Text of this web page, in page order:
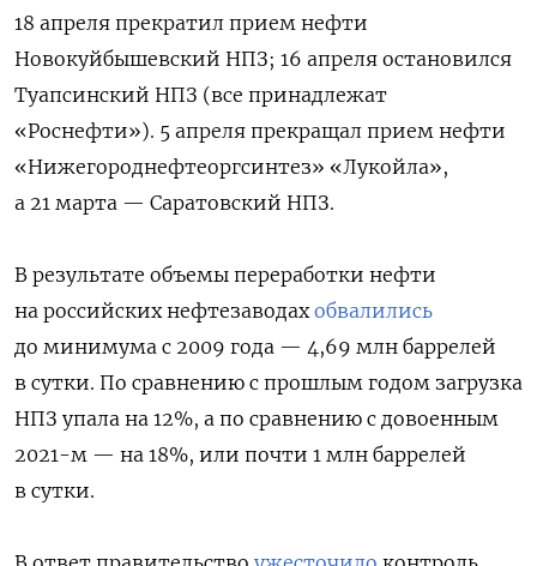
18 апреля прекратил прием нефти
Новокуйбышевский НПЗ; 16 апреля остановился
Туапсинский НПЗ (все принадлежат
«Роснефти»). 5 апреля прекращал прием нефти
«Нижегороднефтеоргсинтез» «Лукойла»,
а 21 марта — Саратовский НПЗ.
В результате объемы переработки нефти
на российских нефтезаводахобвалились
до минимума с 2009 года — 4,69 млн баррелей
в сутки. По сравнению с прошлым годом загрузка
НПЗ упала на 12%, а по сравнению с довоенным
2021-м — на 18%, или почти 1 млн баррелей
в сутки.